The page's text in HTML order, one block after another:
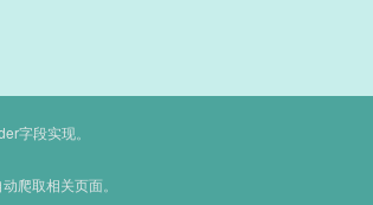
字段实现。
爬取相关页面。